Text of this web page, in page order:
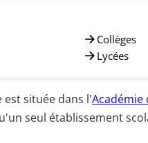
Collèges
Lycées
est située dans l'Académie
seul établissement